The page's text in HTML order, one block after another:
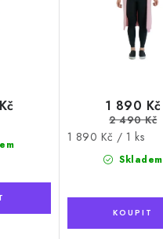
Skladem
1 890 Kč
2 490 Kč
Měrná
1 890 Kč / 1 ks